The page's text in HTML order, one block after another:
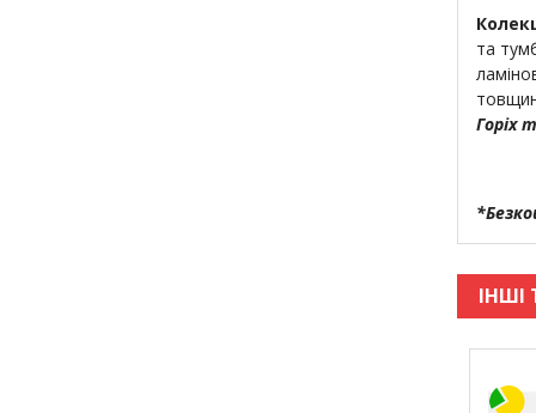
та
Горіх
ІНШІ